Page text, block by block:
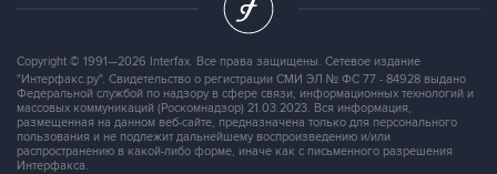
Copyright © 1991—2026 Interfax. Все права защищены. Сетевое издание
"Интерфакс.ру". Свидетельство о регистрации СМИ ЭЛ № ФС 77 - 84928 выдано
Федеральной службой по надзору в сфере связи, информационных технологий и
массовых коммуникаций (Роскомнадзор) 21.03.2023. Вся информация,
размещенная на данном веб-сайте, предназначена только для персонального
пользования и не подлежит дальнейшему воспроизведению и/или
распространению в какой-либо форме, иначе как с письменного разрешения
Интерфакса.